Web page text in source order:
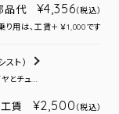
品代 ¥4,356（税込）
り用は、工賃＋￥1,000です
スト）
とチュ...
工賃 ¥2,500 （税込）